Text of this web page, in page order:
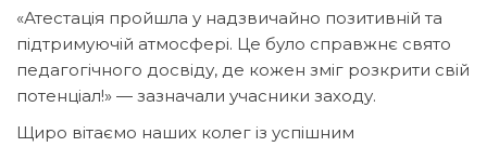
​«Атестація пройшла у надзвичайно позитивній та
підтримуючій атмосфері. Це було справжнє свято
педагогічного досвіду, де кожен зміг розкрити свій
потенціал!» — зазначали учасники заходу.
​Щиро вітаємо наших колег із успішним